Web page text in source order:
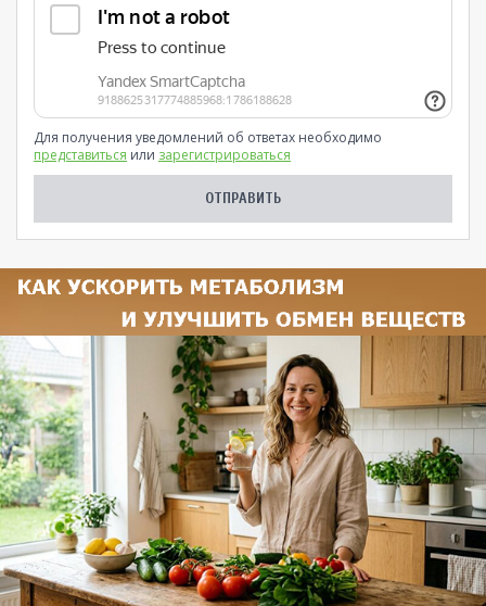
Для получения уведомлений об ответах необходимо
представиться или зарегистрироваться